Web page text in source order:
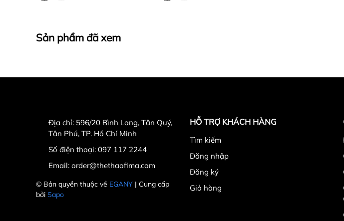
Sản phẩm đã xem
Địa chỉ: 596/20 Bình Long, Tân Quý,
Tân Phú, TP. Hồ Chí Minh
Số điện thoại: 097 117 2244
Email: order@thethaofima.com
© Bản quyền thuộc về EGANY | Cung cấp
bởi Sapo
HỖ TRỢ KHÁCH HÀNG
Tìm kiếm
Đăng nhập
Đăng ký
Giỏ hàng